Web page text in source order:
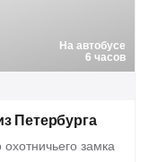
На автобусе
6 часов
Петербурга
замка